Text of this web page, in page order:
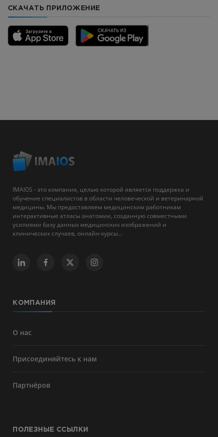
СКАЧАТЬ ПРИЛОЖЕНИЕ
IMAIOS - это компания, целью которой является поддержка и
обучение специалистов в области человеческой и ветеринарной
медицины. Мы предоставляем медицинским работникам
интерактивные атласы анатомии, созданную совместными
усилиями базу данных медицинских изображений и
клинических случаев, онлайн-курсы...
КОМПАНИЯ
О нас
Присоединяйтесь к нам
Партнёров
ПОЛЕЗНЫЕ ССЫЛКИ